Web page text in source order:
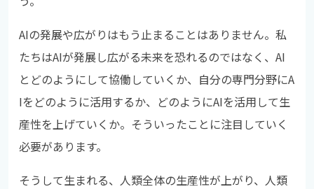
AIの発展や広がりはもう止まることはありません。私
たちはAIが発展し広がる未来を恐れるのではなく、AI
とどのようにして協働していくか、自分の専門分野にA
Iをどのように活用するか、どのようにAIを活用して生
産性を上げていくか。そういったことに注目していく
必要があります。
そうして生まれる、人類全体の生産性が上がり、人類